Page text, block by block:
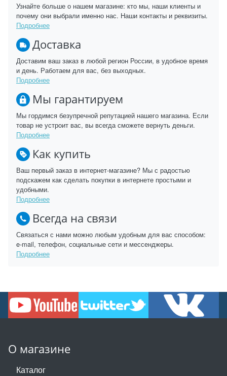
Узнайте больше о нашем магазине: кто мы, наши клиенты и
почему они выбрали именно нас. Наши контакты и реквизиты.
Подробнее
Доставка
Доставим ваш заказ в любой регион России, в удобное время
и день. Работаем для вас, без выходных.
Подробнее
Мы гарантируем
Мы гордимся безупречной репутацией нашего магазина. Если
товар не устроит вас, вы всегда сможете вернуть деньги.
Подробнее
Как купить
Ваш первый заказ в интернет-магазине? Мы с радостью
подскажем как сделать покупки в интернете простыми и
удобными.
Подробнее
Всегда на связи
Связаться с нами можно любым удобным для вас способом:
e-mail, телефон, социальные сети и мессенджеры.
Подробнее
О магазине
Каталог